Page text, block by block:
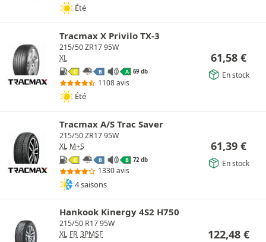
Été
Tracmax X Privilo TX-3
215/50 ZR17 95W
XL
C B A 69 db
1108 avis
Été
61,58 €
En stock
Tracmax A/S Trac Saver
215/50 ZR17 95W
XL M+S
C B B 72 db
1330 avis
4 saisons
61,39 €
En stock
Hankook Kinergy 4S2 H750
215/50 R17 95W
XL FR 3PMSF 122,48 €